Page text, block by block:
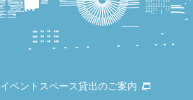
イベントスペース貸出のご案内